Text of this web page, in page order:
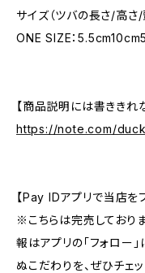
サイズ（ツバの長さ/高さ/
ONE SIZE：
【商品説明には書ききれ
https://note.com/
【Pay IDアプリで当店を
※こちらは完売しており
報はアプリの「フォロー
ぬこだわりを、ぜひチェ